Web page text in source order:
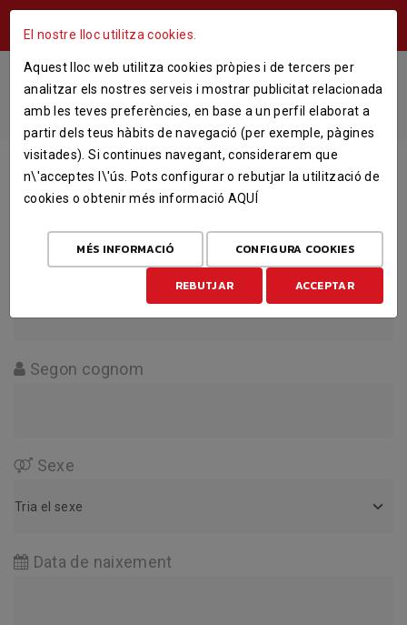
REGISTRE
INICI IDENTIFICAR REGISTRE
Nom
Primer cognom
Segon cognom
Sexe
Tria el sexe
Data de naixement
El nostre lloc utilitza cookies.
Aquest lloc web utilitza cookies pròpies i de tercers per
analitzar els nostres serveis i mostrar publicitat relacionada
amb les teves preferències, en base a un perfil elaborat a
partir dels teus hàbits de navegació (per exemple, pàgines
visitades). Si continues navegant, considerarem que
n\'acceptes l\'ús. Pots configurar o rebutjar la utilització de
cookies o obtenir més informació AQUÍ
MÉS INFORMACIÓ CONFIGURA COOKIES
REBUTJAR ACCEPTAR